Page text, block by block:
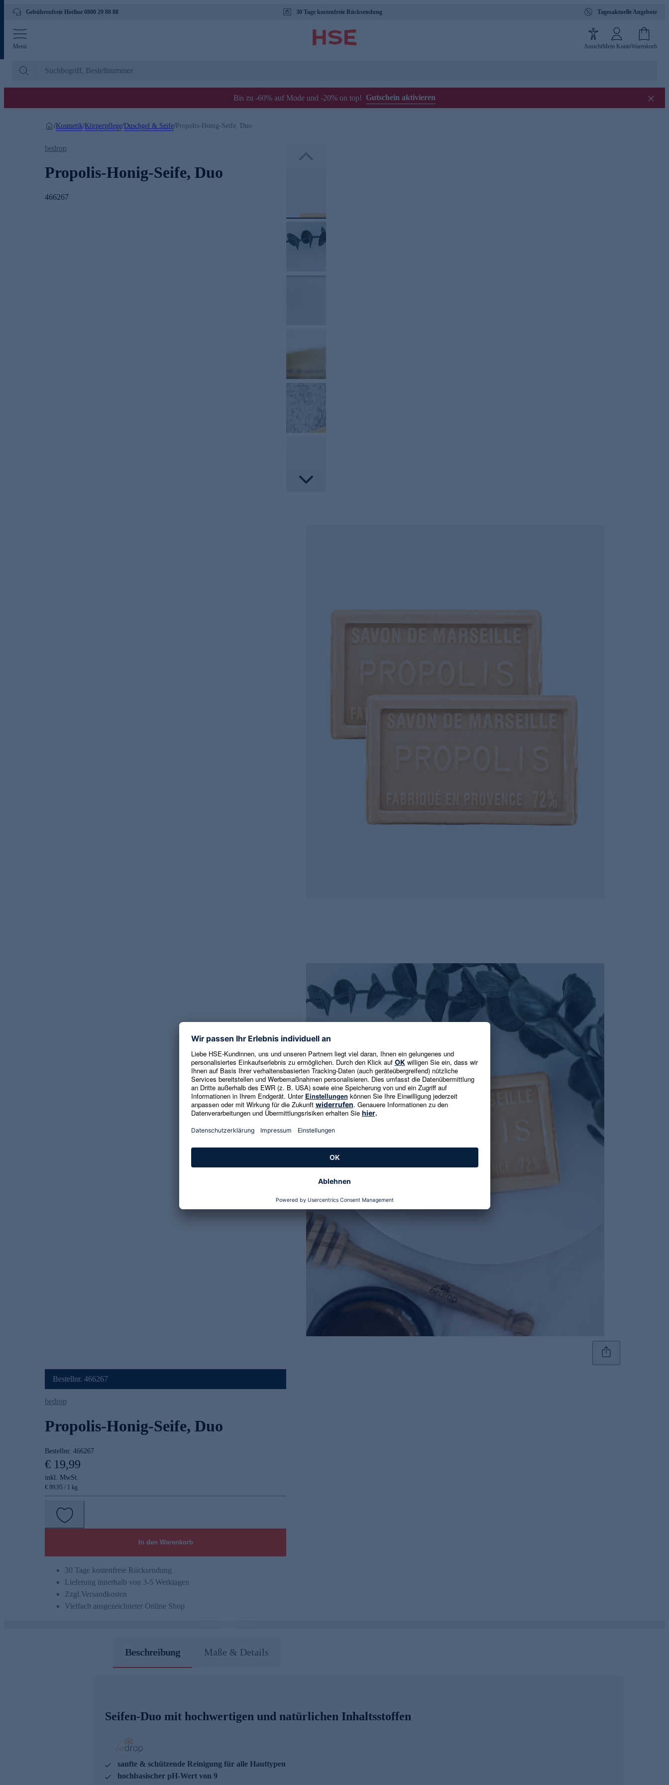
Gebührenfreie Hotline 0800 29 88 88 30 Tage kostenfreie Rücksendung Tagesaktuelle Angebote
Menü AnsichtMein KontoWarenkorb
Bis zu -60% auf Mode und -20% on top! Gutschein aktivieren
/Kosmetik/Körperpflege/Duschgel & Seife/ Propolis-Honig-Seife, Duo
bedrop
Propolis-Honig-Seife, Duo
466267
Bestellnr. 466267
bedrop
Propolis-Honig-Seife, Duo
Bestellnr. 466267
€ 19,99
inkl. MwSt.
€ 99,95 / 1 kg
In den Warenkorb
30 Tage kostenfreie Rücksendung
Lieferung innerhalb von 3-5 Werktagen
Zzgl.Versandkosten
Vielfach ausgezeichneter Online Shop
Beschreibung Maße & Details
Seifen-Duo mit hochwertigen und natürlichen Inhaltsstoffen
sanfte & schützende Reinigung für alle Hauttypen
hochbasischer pH-Wert von 9